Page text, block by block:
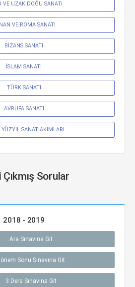
VE UZAK DOĞU SANATI
VE ROMA SANATI
BİZANS SANATI
İSLAM SANATI
TÜRK SANATI
AVRUPA SANATI
YÜZYIL SANAT AKIMLARI
Sorular
2018 - 2019
Ara Sınavına Git
Sonu Sınavına Git
3 Ders Sınavına Git